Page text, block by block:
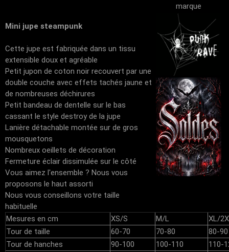
marque
Mini jupe steampunk
Cette jupe est fabriquée dans un tissu
extensible doux et agréable
Petit jupon de coton noir recouvert par une
double couche avec effets tachés jaune et
de nombreuses déchirures
Petit bandeau de dentelle sur le bas
cassant le style destroy de la jupe
Lanière détachable montée sur de gros
mousquetons
Nombreux oeillets de décoration
Fermeture éclair dissimulée sur le côté
Vous aimez l'ensemble ? Nous vous
proposons le haut assorti
Nous vous conseillons votre taille
habituelle
Mesures en cm
XS/S M/L
XL/
Tour de taille
60-70 70-80
80-90
Tour de hanches
90-100 100-110
110-